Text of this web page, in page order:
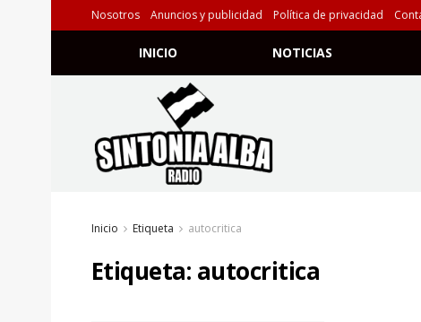
Nosotros Anuncios y publicidad Política de privacidad
INICIO NOTICIAS
Inicio Etiqueta autocritica
Etiqueta: autocritica